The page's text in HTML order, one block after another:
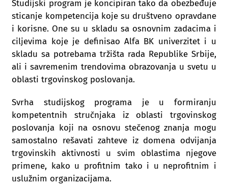
Studijski program je koncipiran tako da obezbeđuje
sticanje kompetencija koje su društveno opravdane
i korisne. One su u skladu sa osnovnim zadacima i
ciljevima koje je definisao Alfa BK univerzitet i u
skladu sa potrebama tržišta rada Republike Srbije,
ali i savremenim trendovima obrazovanja u svetu u
oblasti trgovinskog poslovanja.
Svrha studijskog programa je u formiranju
kompetentnih stručnjaka iz oblasti trgovinskog
poslovanja koji na osnovu stečenog znanja mogu
samostalno rešavati zahteve iz domena odvijanja
trgovinskih aktivnosti u svim oblastima njegove
primene, kako u profitnim tako i u neprofitnim i
uslužnim organizacijama.